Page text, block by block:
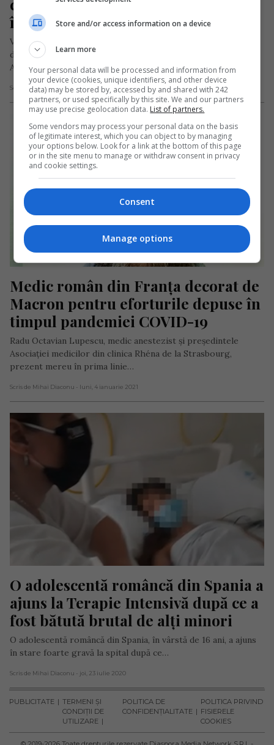
care a devenit pompier profesionist
în această țară
Vasile Radu, un tânăr de naționalitate română, s-a mutat încă
din anul 2019 în localitatea franceză Rivel din departamentul
Aude…
Scris de Redacția Jurnal de Emigrant- marți, 21 februarie 2023
Medic român din Franța decorat de
Macron pentru eforturile depuse în
timpul pandemiei COVID-19
Radu Octavian Lupescu, medic anestezist și președintele
Asociației medicilor din clinica Rhéna de la Strasbourg,
prezent mereu în prima linie…
Scris de Mihai Diaconu - luni, 4 ianuarie 2021
O adolescentă româncă din Spania a
ajuns la Terapie Intensivă după ce a
fost bătută brutal de alți minori
O adolescentă româncă din Spania, în vârstă de 16 ani, a ajuns
în stare foarte gravă la spital după ce…
Scris de Mihai Diaconu - joi, 23 iulie 2020
PUBLICITATE
TERMENI ȘI
CONDIȚII DE
UTILIZARE
POLITICA DE
CONFIDENȚIALITATE
POLITICA PRIVIND
FISIERELE
COOKIES
Store and/or access information on a device
Learn more
Your personal data will be processed and information from
your device (cookies, unique identifiers, and other device
data) may be stored by, accessed by and shared with 242
partners, or used specifically by this site. We and our partners
may use precise geolocation data. List of partners.
Some vendors may process your personal data on the basis
of legitimate interest, which you can object to by managing
your options below. Look for a link at the bottom of this page
or in the site menu to manage or withdraw consent in privacy
and cookie settings.
Consent
Manage options